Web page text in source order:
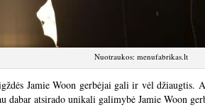
Nuotraukos: menufabrikas.lt
Jamie Woon gerbėjai gali ir vėl
dabar atsirado unikali galimybė Jamie Woon